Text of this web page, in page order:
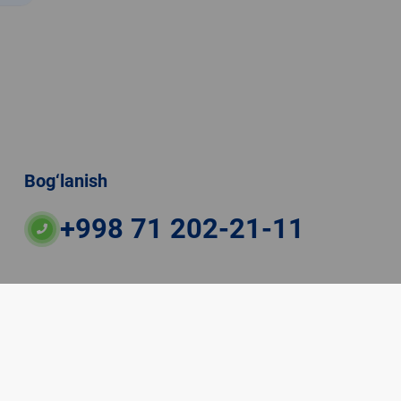
Bog‘lanish
+998 71 202-21-11